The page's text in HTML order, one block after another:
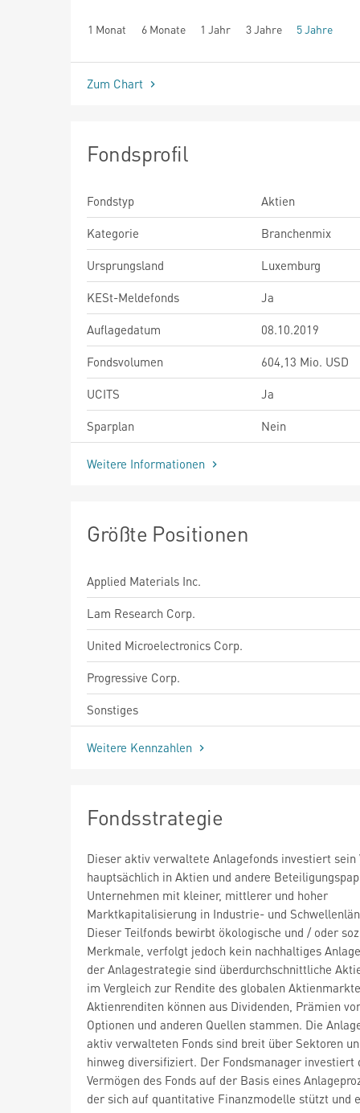
1 Monat 6 Monate 1 Jahr 3 Jahre 5 Jahre
seit Beginn
Zum Chart
Fondsprofil
Fondstyp
Aktien
Kategorie
Branchenmix
Ursprungsland
Luxemburg
KESt-Meldefonds
Ja
Auflagedatum
08.10.2019
Fondsvolumen
604,13 Mio. USD
UCITS
Ja
Sparplan
Nein
Weitere Informationen
Größte Positionen
Applied Materials Inc.
Lam Research Corp.
United Microelectronics Corp.
Progressive Corp.
Sonstiges
Weitere Kennzahlen
Fondsstrategie
Dieser aktiv verwaltete Anlagefonds investiert sein
hauptsächlich in Aktien und andere
Unternehmen mit kleiner, mittlerer und hoher
Marktkapitalisierung in Industrie- und
Dieser Teilfonds bewirbt ökologische und / oder
Merkmale, verfolgt jedoch kein nachhaltiges
der Anlagestrategie sind überdurchschnittliche
im Vergleich zur Rendite des globalen
Aktienrenditen können aus Dividenden, Prämien
Optionen und anderen Quellen stammen. Die
aktiv verwalteten Fonds sind breit über Sektoren
hinweg diversifiziert. Der Fondsmanager investiert
Vermögen des Fonds auf der Basis eines
der sich auf quantitative Finanzmodelle stützt und